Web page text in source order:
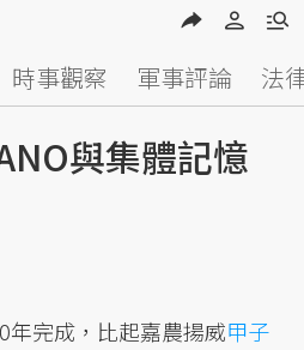
時事觀察 軍事評論 法
與集體記憶
年完成，比起嘉農揚威甲子